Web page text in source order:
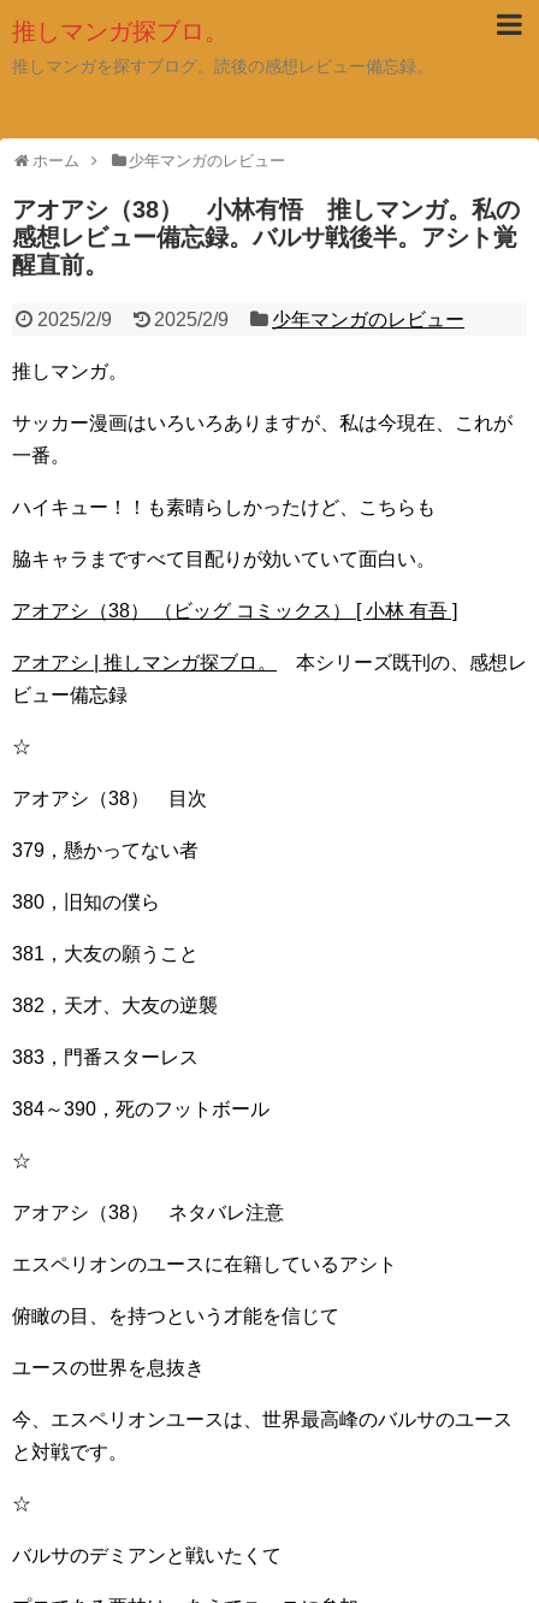
推しマンガ探ブロ。
推しマンガを探すブログ。読後の感想レビュー備忘録。
ホーム 少年マンガのレビュー
アオアシ（38） 小林有悟 推しマンガ。私の
感想レビュー備忘録。バルサ戦後半。アシト覚
醒直前。
2025/2/9 2025/2/9 少年マンガのレビュー
推しマンガ。
サッカー漫画はいろいろありますが、私は今現在、これが
一番。
ハイキュー！！も素晴らしかったけど、こちらも
脇キャラまですべて目配りが効いていて面白い。
アオアシ（38） （ビッグ コミックス） [ 小林 有吾 ]
アオアシ | 推しマンガ探ブロ。
本シリーズ既刊の、感想レ
ビュー備忘録
☆
アオアシ（38） 目次
379，懸かってない者
380，旧知の僕ら
381，大友の願うこと
382，天才、大友の逆襲
383，門番スターレス
384～390，死のフットボール
☆
アオアシ（38） ネタバレ注意
エスペリオンのユースに在籍しているアシト
俯瞰の目、を持つという才能を信じて
ユースの世界を息抜き
今、エスペリオンユースは、世界最高峰のバルサのユース
と対戦です。
☆
バルサのデミアンと戦いたくて